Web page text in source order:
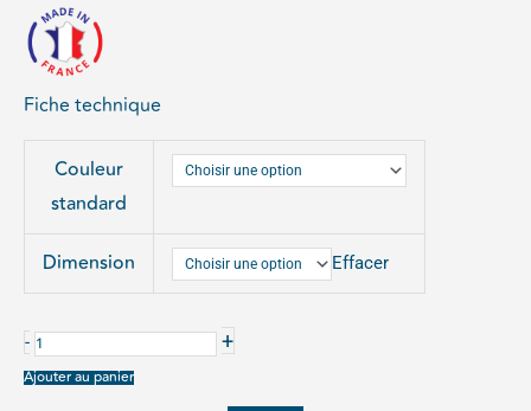
Fiche technique
Couleur
standard
Dimension Effacer
-
BARRIÈRE
+
Ajouter au panier